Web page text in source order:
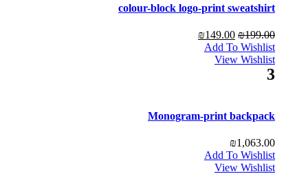
colour-block logo-print sweatshirt
₪199.00
₪149.00
Add To Wishlist
View Wishlist
3
Monogram-print backpack
₪1,063.00
Add To Wishlist
View Wishlist